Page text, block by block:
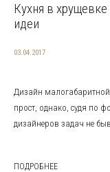
Кухня в
идеи
03.04.2017
Дизайн
прост, однако, судя по
дизайнеров задач не
ПОДРОБНЕЕ